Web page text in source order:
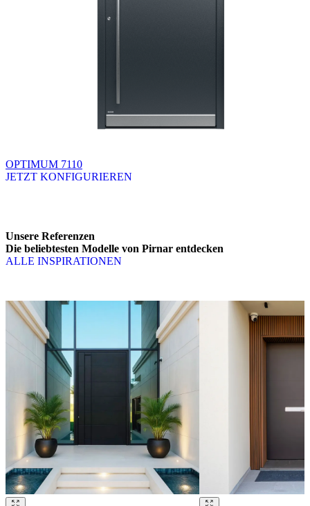
OPTIMUM 7110
JETZT KONFIGURIEREN
Unsere Referenzen
Die beliebtesten Modelle von Pirnar entdecken
ALLE INSPIRATIONEN